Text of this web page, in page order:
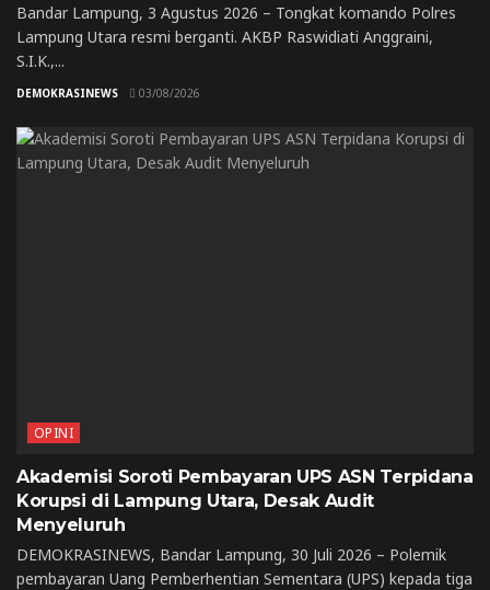
Bandar Lampung, 3 Agustus 2026 – Tongkat komando Polres
Lampung Utara resmi berganti. AKBP Raswidiati Anggraini,
S.I.K.,...
DEMOKRASINEWS 03/08/2026
OPINI
Akademisi Soroti Pembayaran UPS ASN Terpidana
Korupsi di Lampung Utara, Desak Audit
Menyeluruh
DEMOKRASINEWS, Bandar Lampung, 30 Juli 2026 – Polemik
pembayaran Uang Pemberhentian Sementara (UPS) kepada tiga